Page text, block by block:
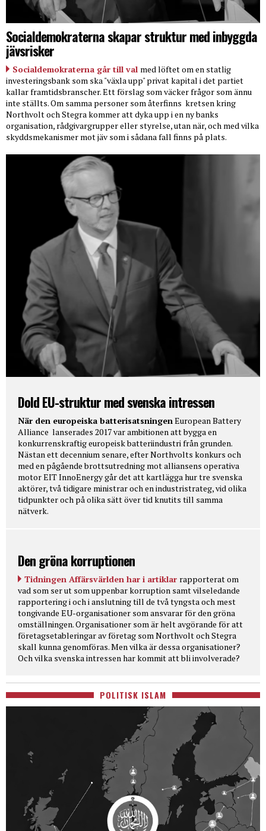
Socialdemokraterna skapar struktur med inbyggda
jävsrisker
Socialdemokraterna går till val med löftet om en statlig
investeringsbank som ska "växla upp" privat kapital i det partiet
kallar framtidsbranscher. Ett förslag som väcker frågor som ännu
inte ställts. Om samma personer som återfinns kretsen kring
Northvolt och Stegra kommer att dyka upp i en ny banks
organisation, rådgivargrupper eller styrelse, utan när, och med vilka
skyddsmekanismer mot jäv som i sådana fall finns på plats.
Dold EU-struktur med svenska intressen
När den europeiska batterisatsningenEuropean Battery
Alliance lanserades 2017 var ambitionen att bygga en
konkurrenskraftig europeisk batteriindustri från grunden.
Nästan ett decennium senare, efter Northvolts konkurs och
med en pågående brottsutredning mot alliansens operativa
motor EIT InnoEnergy går det att kartlägga hur tre svenska
aktörer, två tidigare ministrar och en industristrateg, vid olika
tidpunkter och på olika sätt över tid knutits till samma
nätverk.
Den gröna korruptionen
Tidningen Affärsvärlden har i artiklar rapporterat om
vad som ser ut som uppenbar korruption samt vilseledande
rapportering i och i anslutning till de två tyngsta och mest
tongivande EU-organisationer som ansvarar för den gröna
omställningen. Organisationer som är helt avgörande för att
företagsetableringar av företag som Northvolt och Stegra
skall kunna genomföras. Men vilka är dessa organisationer?
Och vilka svenska intressen har kommit att bli involverade?
POLITISK ISLAM